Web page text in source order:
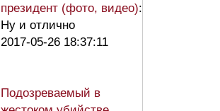
президент (фото, видео):
Ну и отлично
2017-05-26 18:37:11
Подозреваемый в